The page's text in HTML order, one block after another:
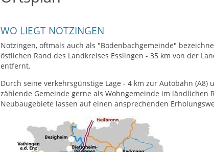
WO LIEGT NOTZINGEN
Notzingen, oftmals auch als "Bodenbachgemeinde"
östlichen Rand des Landkreises Esslingen - 35 km von der
entfernt.
Durch seine verkehrsgünstige Lage - 4 km zur Autobahn
zählende Gemeinde gerne als Wohngemeinde im ländlichen
Neubaugebiete lassen auf einen ansprechenden